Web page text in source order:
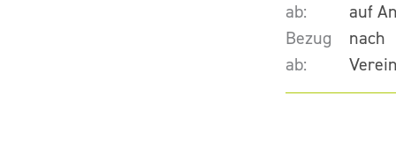
ab:
auf
Bezug
ab:
nach